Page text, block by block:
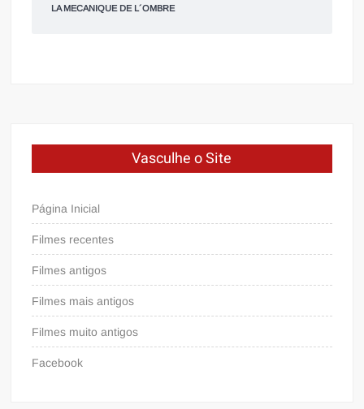
LA MECANIQUE DE L´OMBRE
Vasculhe o Site
Página Inicial
Filmes recentes
Filmes antigos
Filmes mais antigos
Filmes muito antigos
Facebook